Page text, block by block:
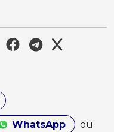
WhatsApp
ou